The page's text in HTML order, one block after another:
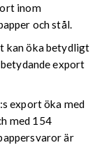
inom
och stål.
kan öka betydligt
export
export öka med
med 154
är